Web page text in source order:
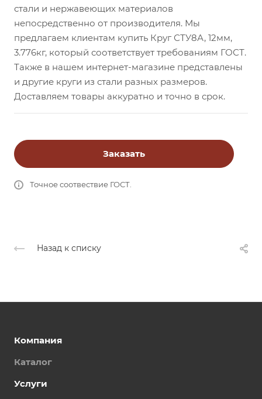
стали и нержавеющих материалов
непосредственно от производителя. Мы
предлагаем клиентам купить Круг СТУ8А, 12мм,
3.776кг, который соответствует требованиям ГОСТ.
Также в нашем интернет-магазине представлены
и другие круги из стали разных размеров.
Доставляем товары аккуратно и точно в срок.
Заказать
Точное соотвествие ГОСТ.
Назад к списку
Компания
Каталог
Услуги